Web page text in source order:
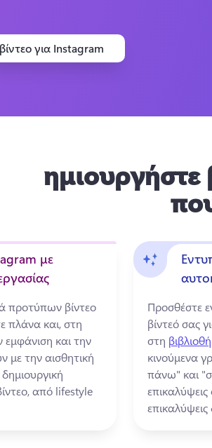
για Instagram
ημιουργήστε
με
προτύπων βίντεο
πλάνα και, στη
και την
με την αισθητική
από lifestyle
Προσθέστε
βίντεό σας
στη
κινούμενα
πάνω" και